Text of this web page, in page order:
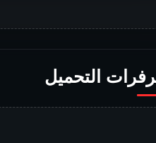
التحميل